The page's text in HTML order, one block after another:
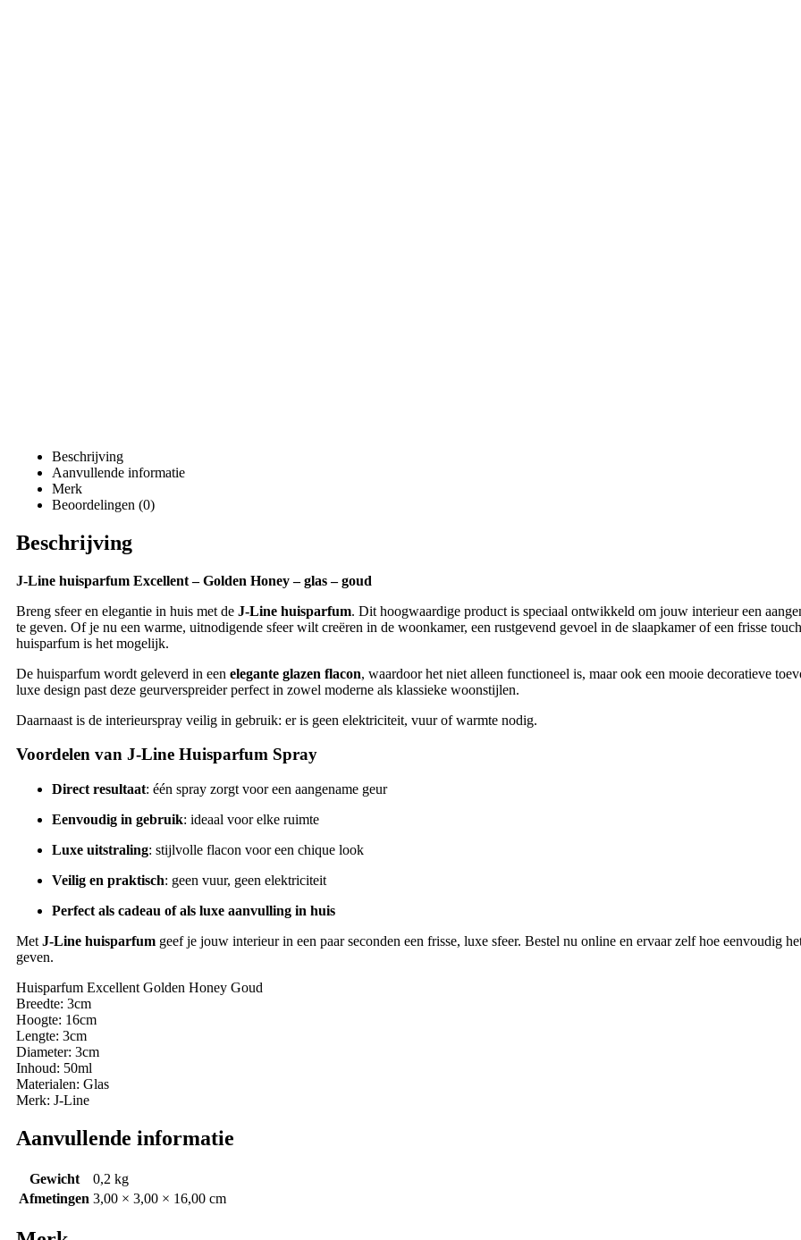
Beschrijving
Aanvullende informatie
Merk
Beoordelingen (0)
Beschrijving
J-Line huisparfum Excellent – Golden Honey – glas – goud
Breng sfeer en elegantie in huis met de J-Line huisparfum. Dit hoogwaardige product is speciaal ontwikkeld om jouw interieur een
te geven. Of je nu een warme, uitnodigende sfeer wilt creëren in de woonkamer, een rustgevend gevoel in de slaapkamer of een frisse
huisparfum is het mogelijk.
De huisparfum wordt geleverd in een elegante glazen flacon, waardoor het niet alleen functioneel is, maar ook een mooie decoratieve
luxe design past deze geurverspreider perfect in zowel moderne als klassieke woonstijlen.
Daarnaast is de interieurspray veilig in gebruik: er is geen elektriciteit, vuur of warmte nodig.
Voordelen van J-Line Huisparfum Spray
Direct resultaat: één spray zorgt voor een aangename geur
Eenvoudig in gebruik: ideaal voor elke ruimte
Luxe uitstraling: stijlvolle flacon voor een chique look
Veilig en praktisch: geen vuur, geen elektriciteit
Perfect als cadeau of als luxe aanvulling in huis
Met J-Line huisparfum geef je jouw interieur in een paar seconden een frisse, luxe sfeer. Bestel nu online en ervaar zelf hoe eenvoudig
geven.
Huisparfum Excellent Golden Honey Goud
Breedte: 3cm
Hoogte: 16cm
Lengte: 3cm
Diameter: 3cm
Inhoud: 50ml
Materialen: Glas
Merk: J-Line
Aanvullende informatie
Gewicht
0,2 kg
Afmetingen 3,00 × 3,00 × 16,00 cm